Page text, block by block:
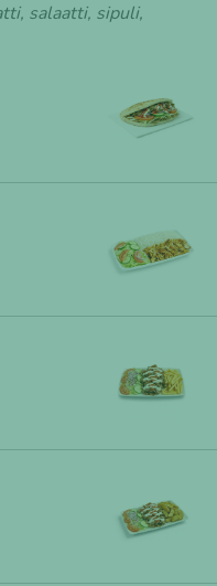
salaatti, sipuli,